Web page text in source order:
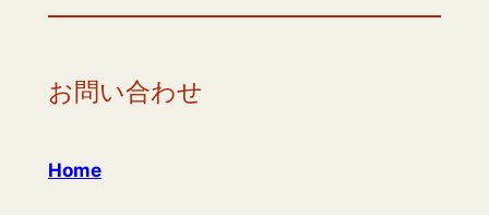
お問い合わせ
Home